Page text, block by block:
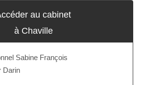
au cabinet
à Chaville
Sabine François
Darin